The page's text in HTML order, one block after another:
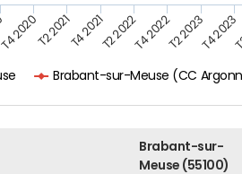
Brabant-sur-Meuse (CC
T4 2020T2 2021T4 2021T2 2022T4 2022T2 2023T4 2023
Brabant-sur-
Meuse (55100)